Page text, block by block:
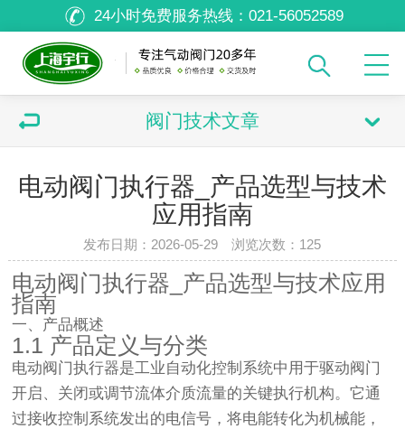
24小时免费服务热线： 021-56052589
阀门技术文章
电动阀门执行器_产品选型与技术
应用指南
发布日期：2026-05-29 浏览次数： 125
电动阀门执行器_产品选型与技术应用
指南
一、产品概述
1.1 产品定义与分类
电动阀门执行器是工业自动化控制系统中用于驱动阀门
开启、关闭或调节流体介质流量的关键执行机构。它通
过接收控制系统发出的电信号，将电能转化为机械能，